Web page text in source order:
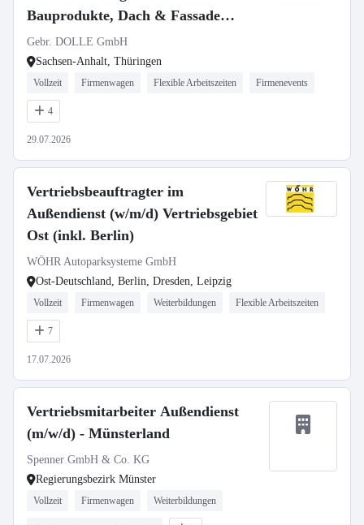
Bauprodukte, Dach & Fassade
(m/w/d)
Gebr. DOLLE GmbH
Sachsen-Anhalt, Thüringen
Vollzeit Firmenwagen Flexible Arbeitszeiten Firmenevents
4
29.07.2026
Vertriebsbeauftragter im
Außendienst (w/m/d) Vertriebsgebiet
Ost (inkl. Berlin)
WÖHR Autoparksysteme GmbH
Ost-Deutschland, Berlin, Dresden, Leipzig
Vollzeit Firmenwagen Weiterbildungen Flexible Arbeitszeiten
7
17.07.2026
Vertriebsmitarbeiter Außendienst
(m/w/d) - Münsterland
Spenner GmbH & Co. KG
Regierungsbezirk Münster
Vollzeit Firmenwagen Weiterbildungen